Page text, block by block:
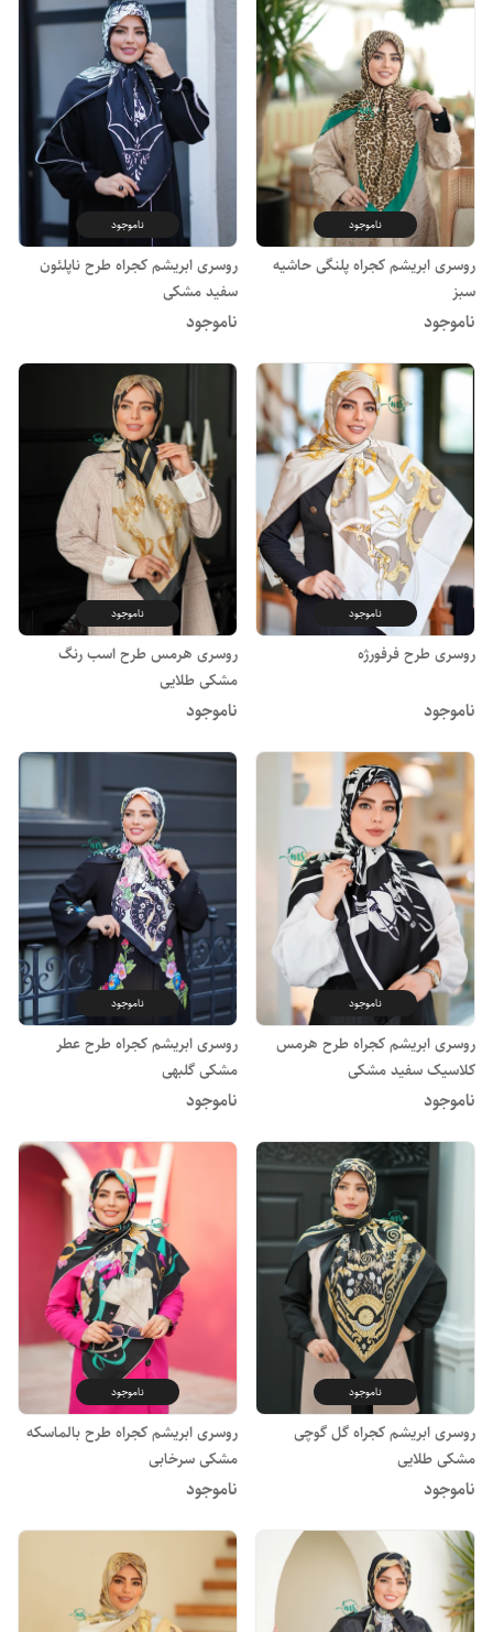
ناموجود
روسری ابریشم کجراه پلنگی حاشیه
سبز
ناموجود
ناموجود
روسری ابریشم کجراه طرح ناپلئون
سفید مشکی
ناموجود
ناموجود
روسری طرح فرفورژه
ناموجود
ناموجود
روسری هرمس طرح اسب رنگ
مشکی طلایی
ناموجود
ناموجود
روسری ابریشم کجراه طرح هرمس
کلاسیک سفید مشکی
ناموجود
ناموجود
روسری ابریشم کجراه طرح عطر
مشکی گلبهی
ناموجود
ناموجود
روسری ابریشم کجراه گل گوچی
مشکی طلایی
ناموجود
ناموجود
روسری ابریشم کجراه طرح بالماسکه
مشکی سرخابی
ناموجود